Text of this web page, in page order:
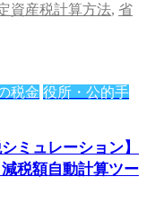
資産税計算方法, 省
税金 役所・公的手
ミュレーション】
税額自動計算ツー